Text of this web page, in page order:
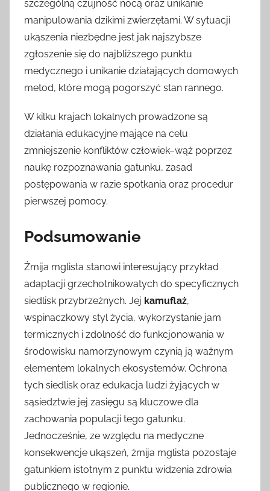
szczególną czujność nocą oraz unikanie
manipulowania dzikimi zwierzętami. W sytuacji
ukąszenia niezbędne jest jak najszybsze
zgłoszenie się do najbliższego punktu
medycznego i unikanie działających domowych
metod, które mogą pogorszyć stan rannego.
W kilku krajach lokalnych prowadzone są
działania edukacyjne mające na celu
zmniejszenie konfliktów człowiek–wąż poprzez
naukę rozpoznawania gatunku, zasad
postępowania w razie spotkania oraz procedur
pierwszej pomocy.
Podsumowanie
Żmija mglista stanowi interesujący przykład
adaptacji grzechotnikowatych do specyficznych
siedlisk przybrzeżnych. Jej kamuflaż,
wspinaczkowy styl życia, wykorzystanie jam
termicznych i zdolność do funkcjonowania w
środowisku namorzynowym czynią ją ważnym
elementem lokalnych ekosystemów. Ochrona
tych siedlisk oraz edukacja ludzi żyjących w
sąsiedztwie jej zasięgu są kluczowe dla
zachowania populacji tego gatunku.
Jednocześnie, ze względu na medyczne
konsekwencje ukąszeń, żmija mglista pozostaje
gatunkiem istotnym z punktu widzenia zdrowia
publicznego w regionie.